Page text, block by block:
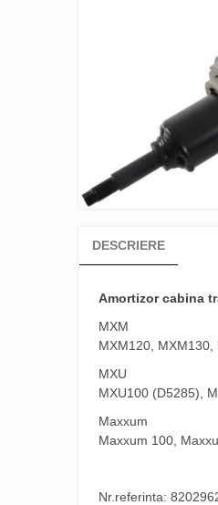
DESCRIERE
Amortizor cabina
MXM
MXM120,
MXU
MXU100 (D5285),
Maxxum
Maxxum 100,
Nr.referinta: